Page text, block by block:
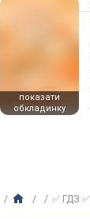
показати
обкладинку
✅ ГДЗ ✅